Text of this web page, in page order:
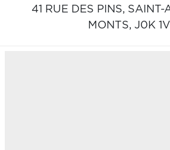
41 RUE DES PINS, SAINT-
MONTS, J0K